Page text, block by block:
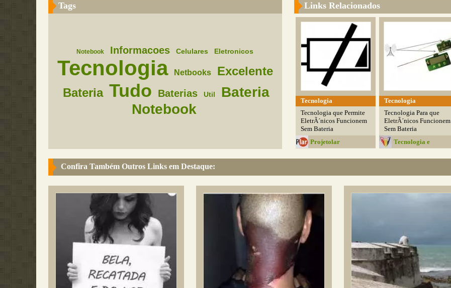
Tags
Notebook Informacoes Celulares Eletronicos
Tecnologia Netbooks
Excelente
Bateria Tudo Baterias Util
Bateria
Notebook
Links Relacionados
Tecnologia
Tecnologia que Permite
EletrÃ´nicos Funcionem
Sem Bateria
Projetolar
Tecnologia
Tecnologia Para que
EletrÃ´nicos Funcionem
Sem Bateria
Tecnologia e
Confira Também Outros Links em Destaque: